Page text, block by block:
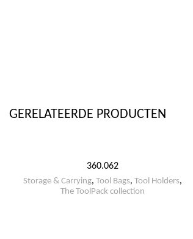
GERELATEERDE PRODUCTEN
360.062
Storage & Carrying, Tool Bags, Tool Holders,
The ToolPack collection